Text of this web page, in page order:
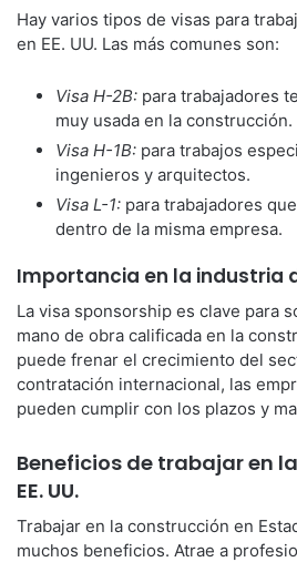
Hay varios tipos de visas para
en EE. UU. Las más comunes son:
Visa H-2B: para trabajadores
muy usada en la construcción.
Visa H-1B: para trabajos
ingenieros y arquitectos.
Visa L-1: para trabajadores
dentro de la misma empresa.
Importancia en la industria
La visa sponsorship es clave para
mano de obra calificada en la
puede frenar el crecimiento del
contratación internacional, las
pueden cumplir con los plazos y
Beneficios de trabajar en
EE. UU.
Trabajar en la construcción en
muchos beneficios. Atrae a